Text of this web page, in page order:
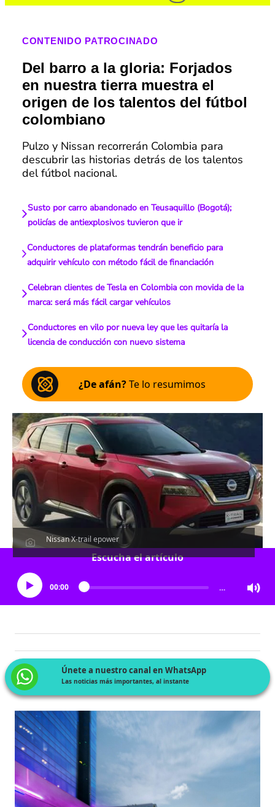
CONTENIDO PATROCINADO
Del barro a la gloria: Forjados
en nuestra tierra muestra el
origen de los talentos del fútbol
colombiano
Pulzo y Nissan recorrerán Colombia para
descubrir las historias detrás de los talentos
del fútbol nacional.
Susto por carro abandonado en Teusaquillo (Bogotá);
policías de antiexplosivos tuvieron que ir
Conductores de plataformas tendrán beneficio para
adquirir vehículo con método fácil de financiación
Celebran clientes de Tesla en Colombia con movida de la
marca: será más fácil cargar vehículos
Conductores en vilo por nueva ley que les quitaría la
licencia de conducción con nuevo sistema
¿De afán?Te lo resumimos
Nissan X-trail epower
Escucha el artículo
00:00 …
Únete a nuestro canal en WhatsApp
Las noticias más importantes, al instante